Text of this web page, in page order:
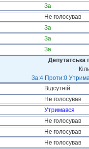
За
Не голосував
За
За
За
Депутатська
За:4 Проти:0
Відсутній
Не голосував
Утримався
Не голосував
Не голосував
Не голосував